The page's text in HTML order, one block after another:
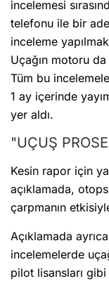
incelemesi
telefonu ile bir
inceleme
Uçağın motoru
Tüm bu
1 ay içerinde
yer aldı.
"UÇUŞ
Kesin rapor için
açıklamada,
çarpmanın
Açıklamada
incelemelerde
pilot lisansları